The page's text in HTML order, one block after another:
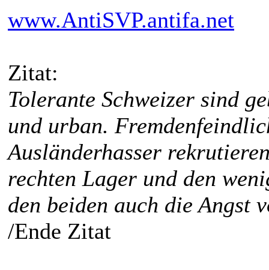
www.AntiSVP.antifa.net
Zitat:
Tolerante Schweizer sind
und urban.
Ausländerhasser
rechten Lager und den
den beiden auch die Angst
/Ende Zitat